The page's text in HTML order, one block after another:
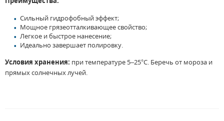
Сильный гидрофобный эффект;
Мощное грязеотталкивающее свойство;
Легкое и быстрое нанесение;
Идеально завершает полировку.
Условия хранения: при температуре 5–25°C. Беречь от мороза и
прямых солнечных лучей.